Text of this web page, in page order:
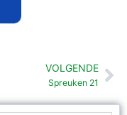
VOLGENDE
Spreuken 21